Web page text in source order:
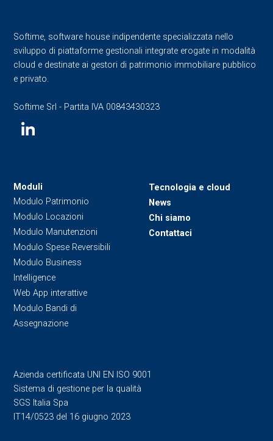
Softime, software house indipendente specializzata nello
sviluppo di piattaforme gestionali integrate erogate in modalità
cloud e destinate ai gestori di patrimonio immobiliare pubblico
e privato.
Softime Srl - Partita IVA 00843430323
Moduli
Modulo Patrimonio
Modulo Locazioni
Modulo Manutenzioni
Modulo Spese Reversibili
Modulo Business
Intelligence
Web App interattive
Modulo Bandi di
Assegnazione
Tecnologia e cloud
News
Chi siamo
Contattaci
Azienda certificata UNI EN ISO 9001
Sistema di gestione per la qualità
SGS Italia Spa
IT14/0523 del 16 giugno 2023